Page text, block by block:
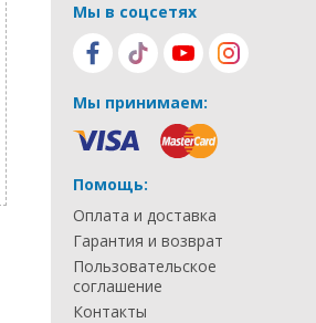
Мы в соцсетях
Мы принимаем:
Помощь:
Оплата и доставка
Гарантия и возврат
Пользовательское
соглашение
Контакты